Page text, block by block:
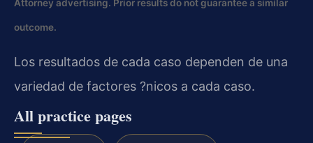
Attorney advertising. Prior results do not guarantee a similar
outcome.
Los resultados de cada caso dependen de una
variedad de factores ?nicos a cada caso.
All practice pages